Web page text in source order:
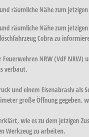
räumliche Nähe zum
räumliche Nähe zum
Cobra zu
NRW (VdF
verbaut.
und einem Eisenabrasiv
große Öffnung gegeben,
wie es zu dem jetzigen
Werkzeug zu arbeiten.